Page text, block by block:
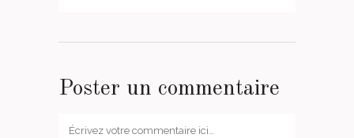
Poster un commentaire